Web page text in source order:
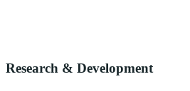
Research & Development